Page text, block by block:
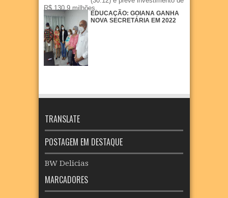
R$ 130,9 milhões.
EDUCAÇÃO: GOIANA GANHA
NOVA SECRETÁRIA EM 2022
TRANSLATE
POSTAGEM EM DESTAQUE
BW Delicias
MARCADORES